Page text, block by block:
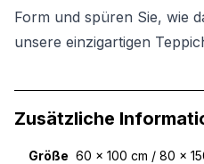
Form und spüren Sie, wie
unsere einzigartigen
Zusätzliche
Größe 60 x 100 cm / 80 x